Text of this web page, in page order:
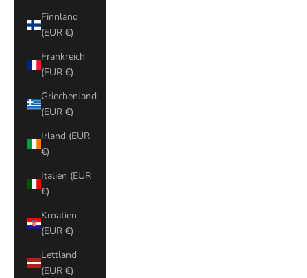
Finnland
(EUR €)
Frankreich
(EUR €)
Griechenland
(EUR €)
Irland (EUR
€)
Italien (EUR
€)
Kroatien
(EUR €)
Lettland
(EUR €)